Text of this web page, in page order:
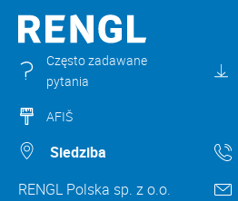
Często zadawane
pytania
AFIŠ
Siedziba
RENGL Polska sp. z o.o.